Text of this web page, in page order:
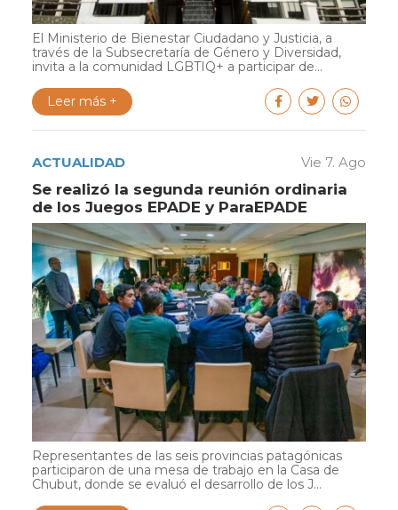
El Ministerio de Bienestar Ciudadano y Justicia, a
través de la Subsecretaría de Género y Diversidad,
invita a la comunidad LGBTIQ+ a participar de...
Leer más +
ACTUALIDAD Vie 7. Ago
Se realizó la segunda reunión ordinaria
de los Juegos EPADE y ParaEPADE
Representantes de las seis provincias patagónicas
participaron de una mesa de trabajo en la Casa de
Chubut, donde se evaluó el desarrollo de los J...